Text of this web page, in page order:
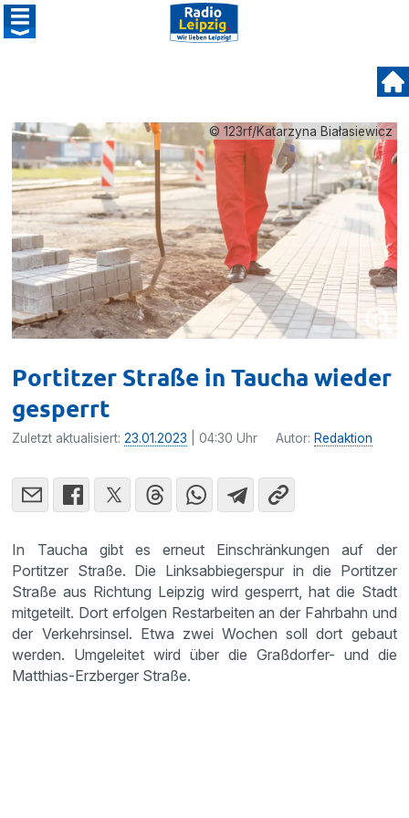
© 123rf/Katarzyna Białasiewicz
Portitzer Straße in Taucha wieder
gesperrt
Zuletzt aktualisiert:23.01.2023 | 04:30 Uhr Autor: Redaktion
In Taucha gibt es erneut Einschränkungen auf der
Portitzer Straße. Die Linksabbiegerspur in die Portitzer
Straße aus Richtung Leipzig wird gesperrt, hat die Stadt
mitgeteilt. Dort erfolgen Restarbeiten an der Fahrbahn und
der Verkehrsinsel. Etwa zwei Wochen soll dort gebaut
werden. Umgeleitet wird über die Graßdorfer- und die
Matthias-Erzberger Straße.